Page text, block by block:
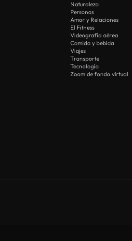
Naturaleza
Personas
Amor y Relaciones
El Fitness
Videografía aérea
Comida y bebida
Viajes
Transporte
Tecnología
Zoom de fondo virtual